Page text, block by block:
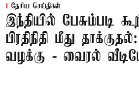
தேசிய செய்திகள்
இந்தியில் பேசும்படி
பிரதிநிதி மீது
வழக்கு - வைரல்